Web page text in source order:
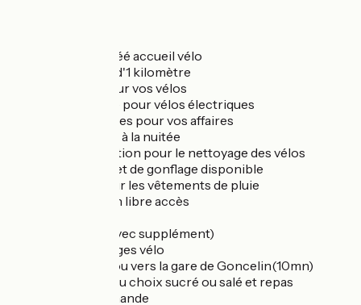
Notre gîte est agréé accueil vélo
Belle Via à moins d'1 kilomètre
Local sécurisé pour vos vélos
Recharge gratuite pour vélos électriques
Consignes gratuites pour vos affaires
Location possible à la nuitée
Jet d’eau à disposition pour le nettoyage des vélos
Kit de réparation et de gonflage disponible
Fil d’étendage pour les vêtements de pluie
Machine à laver en libre accès
Les autres plus (avec supplément)
Transfert de bagages vélo
Transfert depuis ou vers la gare de Goncelin(10mn)
Petits déjeuners au choix sucré ou salé et repas
possibles sur demande